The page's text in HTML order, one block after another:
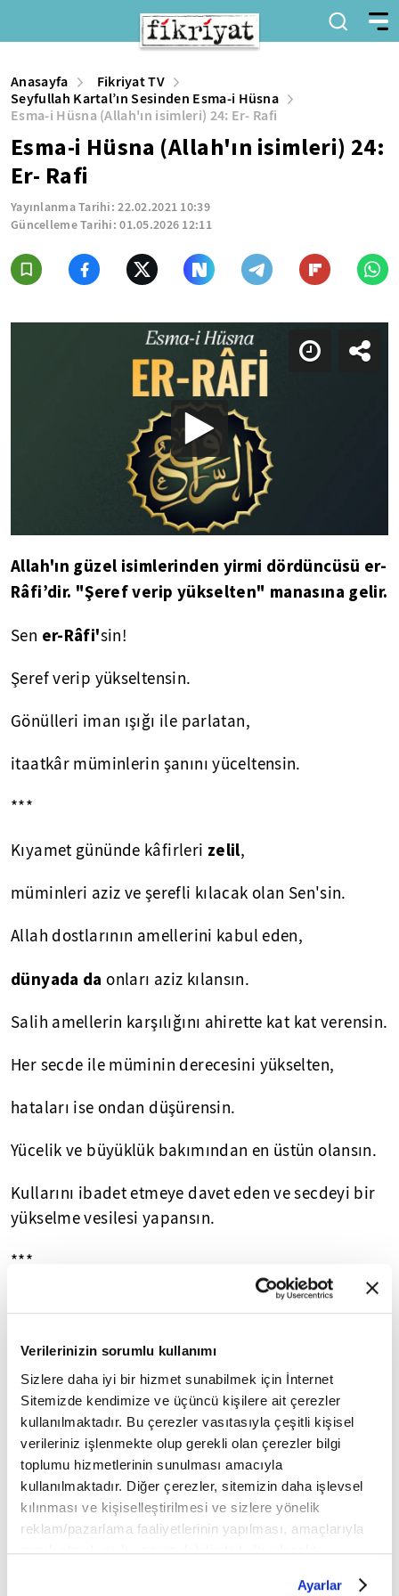
Verilerinizin sorumlu kullanımı
Sizlere daha iyi bir hizmet sunabilmek için İnternet
Sitemizde kendimize ve üçüncü kişilere ait çerezler
kullanılmaktadır. Bu çerezler vasıtasıyla çeşitli kişisel
verileriniz işlenmekte olup gerekli olan çerezler bilgi
toplumu hizmetlerinin sunulması amacıyla
kullanılmaktadır. Diğer çerezler, sitemizin daha işlevsel
kılınması ve kişiselleştirilmesi ve sizlere yönelik
reklam/pazarlama faaliyetlerinin yapılması, amaçlarıyla
sınırlı olarak açık rızanız dahilinde kullanılacaktır.
belirleyebilirsiniz. Çerezlere ilişkin detaylı bilgi için
Ayarlar
Anasayfa
Fikriyat TV
Seyfullah Kartal’ın Sesinden Esma-i Hüsna
Esma-i Hüsna (Allah'ın isimleri) 24: Er- Rafi
Esma-i Hüsna (Allah'ın isimleri) 24:
Er- Rafi
Yayınlanma Tarihi:22.02.2021 10:39
Güncelleme Tarihi:01.05.2026 12:11
Allah'ın güzel isimlerinden yirmi dördüncüsü er-
Râfi’dir. "Şeref verip yükselten" manasına gelir.
Sen er-Râfi'sin!
Şeref verip yükseltensin.
Gönülleri iman ışığı ile parlatan,
itaatkâr müminlerin şanını yüceltensin.
***
Kıyamet gününde kâfirleri zelil,
müminleri aziz ve şerefli kılacak olan Sen'sin.
Allah dostlarının amellerini kabul eden,
dünyada da onları aziz kılansın.
Salih amellerin karşılığını ahirette kat kat verensin.
Her secde ile müminin derecesini yükselten,
hataları ise ondan düşürensin.
Yücelik ve büyüklük bakımından en üstün olansın.
Kullarını ibadet etmeye davet eden ve secdeyi bir
yükselme vesilesi yapansın.
***
Bizleri manen yücelt ve doğru yoldan ayırma.
Âmin
Kurgu: Aladdin Hamzeh
Editör
İLGİNİZİ ÇEKEBİLECEK DİĞER PROGRAMLAR